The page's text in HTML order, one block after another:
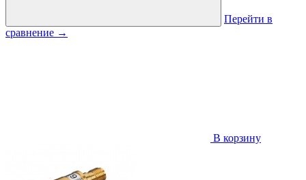
Перейти в
сравнение →
В корзину